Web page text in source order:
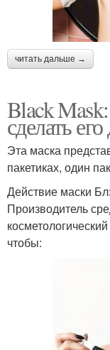
читать дальше →
Black
сделать
Эта маска
пакетиках, один
Действие маски
Производитель
чтобы: